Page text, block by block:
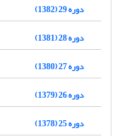
دوره 29 (1382)
دوره 28 (1381)
دوره 27 (1380)
دوره 26 (1379)
دوره 25 (1378)